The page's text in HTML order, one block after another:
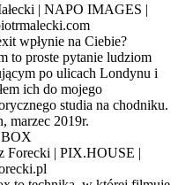
| NAPO IMAGES |
wpłynie na Ciebie?
to proste pytanie ludziom
po ulicach Londynu i
ich do mojego
studia na chodniku.
marzec 2019r.
Forecki | PIX.HOUSE |